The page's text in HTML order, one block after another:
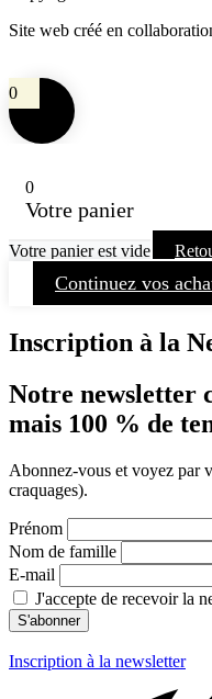
Site web créé en
0
0
Votre panier
Votre panier est vide
Continuez vos
Inscription à la
Notre newsletter
mais 100 % de
Abonnez-vous et voyez par
craquages).
Prénom
Nom de famille
E-mail
J'accepte de recevoir la
Inscription à la newsletter